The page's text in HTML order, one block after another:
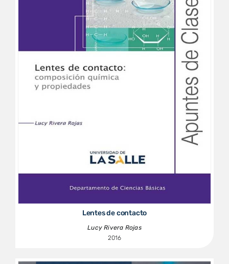
Lentes de contacto
Lucy Rivera Rojas
2016